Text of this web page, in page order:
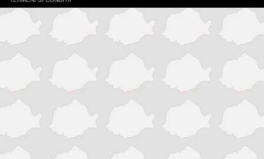
Deva
Draganesti-Olt
Drobeta-Turnu Severin
Fagaras